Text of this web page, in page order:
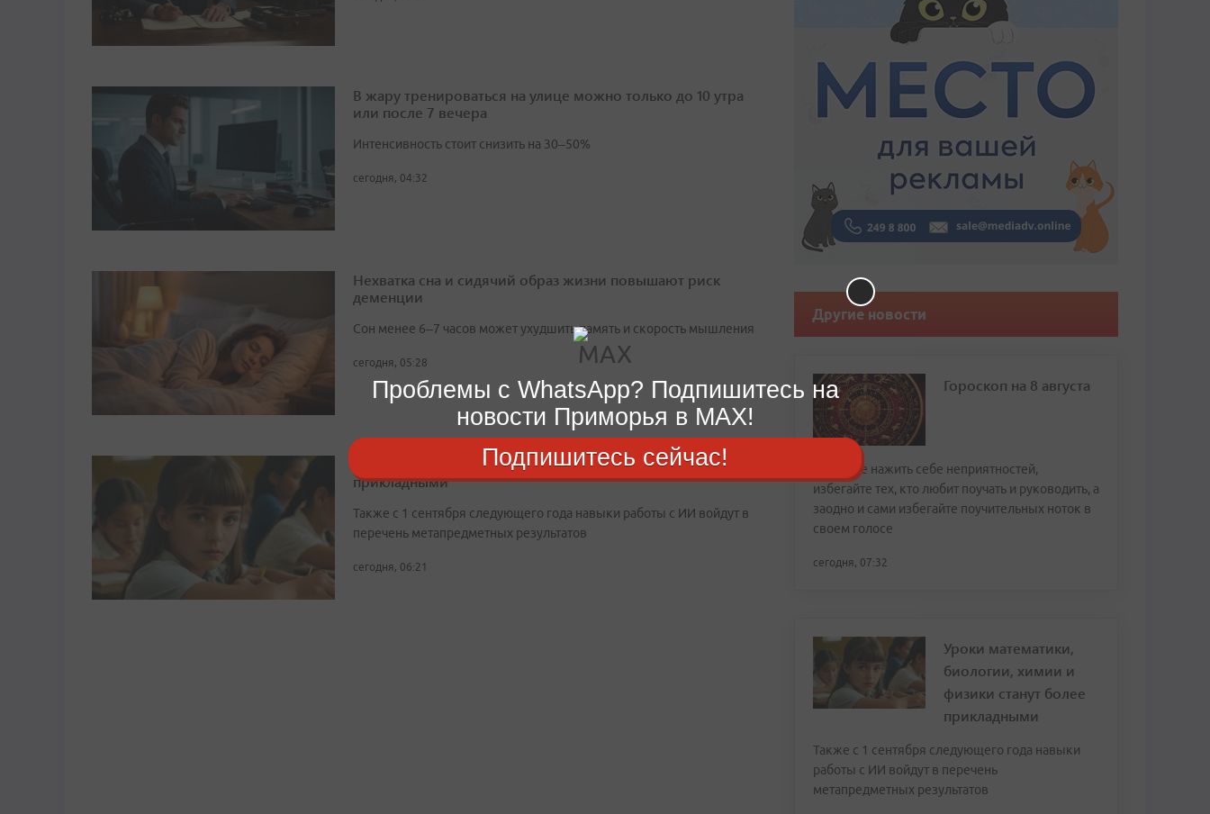
В жару тренироваться на улице можно только до 10 утра
или после 7 вечера
Интенсивность стоит снизить на 30–50%
сегодня, 04:32
Нехватка сна и сидячий образ жизни повышают риск
деменции
Сон менее 6–7 часов может ухудшить память и скорость мышления
сегодня, 05:28
Уроки математики, биологии, химии и физики станут более
прикладными
Также с 1 сентября следующего года навыки работы с ИИ войдут в
перечень метапредметных результатов
сегодня, 06:21
Другие новости
Гороскоп на 8 августа
Чтобы не нажить себе неприятностей,
избегайте тех, кто любит поучать и руководить, а
заодно и сами избегайте поучительных ноток в
своем голосе
сегодня, 07:32
Уроки математики,
биологии, химии и
физики станут более
прикладными
Также с 1 сентября следующего года навыки
работы с ИИ войдут в перечень
метапредметных результатов
Проблемы с WhatsApp? Подпишитесь на
новости Приморья в MAX!
Подпишитесь сейчас!